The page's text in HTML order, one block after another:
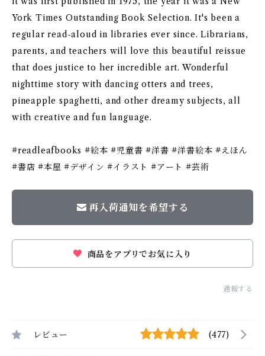
York Times Outstanding Book Selection. It's been a
regular read-aloud in libraries ever since. Librarians,
parents, and teachers will love this beautiful reissue
that does justice to her incredible art. Wonderful
nighttime story with dancing otters and trees,
pineapple spaghetti, and other dreamy subjects, all
with creative and fun language.
#readleafbooks #絵本 #児童書 #洋書 #洋書絵本 #えほん
#書店 #本屋 #デザイン #イラスト #アート #芸術
再入荷通知を希望する
商品をアプリでお気に入り
通報する
レビュー (477)